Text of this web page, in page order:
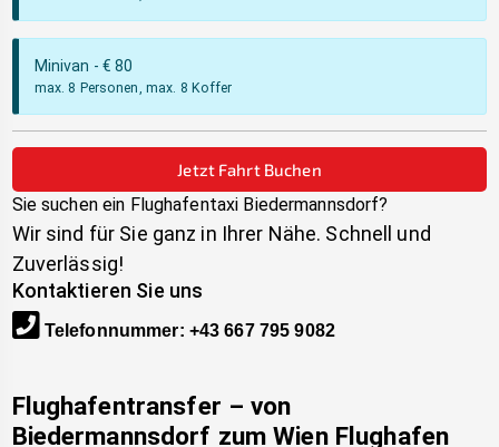
Minivan - €80
max. 8 Personen, max. 8 Koffer
Jetzt Fahrt Buchen
Sie suchen ein Flughafentaxi Biedermannsdorf?
Wir sind für Sie ganz in Ihrer Nähe. Schnell und
Zuverlässig!
Kontaktieren Sie uns
Telefonnummer: +43 667 795 9082
Flughafentransfer – von
Biedermannsdorf zum Wien Flughafen